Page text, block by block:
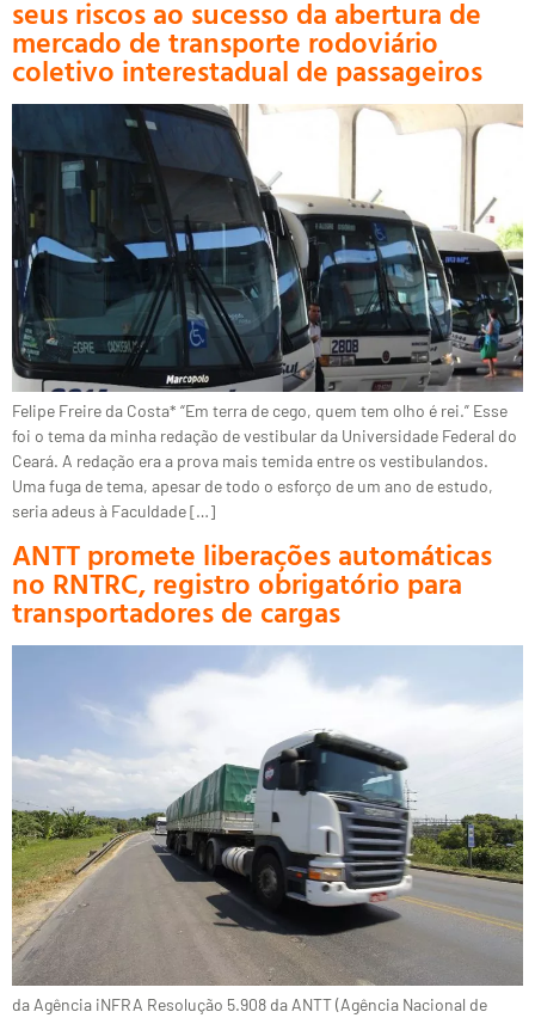
seus riscos ao sucesso da abertura de
mercado de transporte rodoviário
coletivo interestadual de passageiros
Felipe Freire da Costa* “Em terra de cego, quem tem olho é rei.” Esse
foi o tema da minha redação de vestibular da Universidade Federal do
Ceará. A redação era a prova mais temida entre os vestibulandos.
Uma fuga de tema, apesar de todo o esforço de um ano de estudo,
seria adeus à Faculdade […]
ANTT promete liberações automáticas
no RNTRC, registro obrigatório para
transportadores de cargas
da Agência iNFRA Resolução 5.908 da ANTT (Agência Nacional de